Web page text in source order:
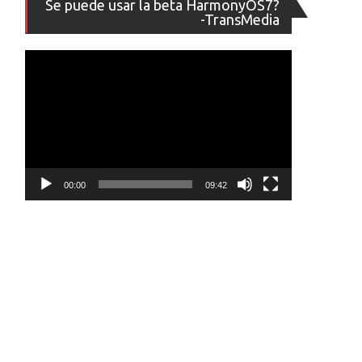
Se puede usar la beta HarmonyOS7?
-TransMedia
de
vídeo
00:00 09:42